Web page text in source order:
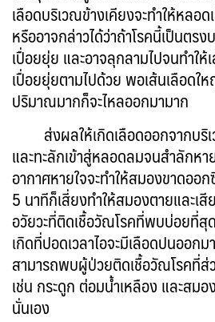
เลือดบริเวณข้างเคียงจะทำให้หลอ
หรืออาจกล่าวได้ว่าถ้าโรคนี้เป็นตร
เปื่อยยุ่ย และอาจลุกลามไปจนทำใ
เปื่อยยุ่ยตามไปด้วย พอเส้นเลือดใ
ปริมาณมากก็จะไหลออกมามาก
ส่งผลให้เกิดเลือดออกจากบริ
และทะลักเข้าสู่หลอดลมจนสำลักห
อากาศหายใจจะทำให้สมองขาดออ
5 นาทีก็เสี่ยงทำให้สมองตายและเ
อวัยวะที่ติดเชื้อวัณโรคที่พบบ่อยที่สุ
เกิดที่ปอดเวลาไอจะมีเลือดปนออก
สามารถพบผู้ป่วยติดเชื้อวัณโรคที่ส่
เช่น กระดูก ต่อมน้ำเหลือง และสมอง
นั่นเอง